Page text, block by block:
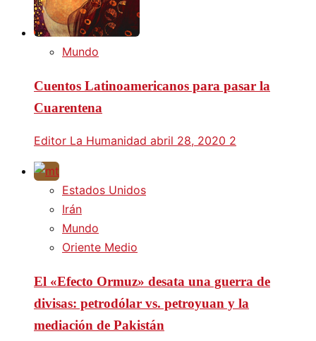
Mundo
Cuentos Latinoamericanos para pasar la
Cuarentena
Editor La Humanidad abril 28, 2020 2
Estados Unidos
Irán
Mundo
Oriente Medio
El «Efecto Ormuz» desata una guerra de
divisas: petrodólar vs. petroyuan y la
mediación de Pakistán